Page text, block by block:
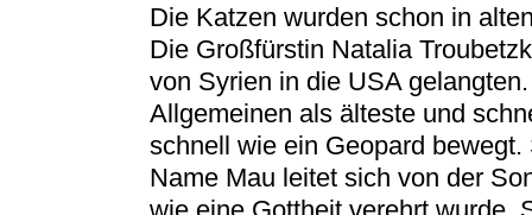
Die Katzen wurden schon in
Die Großfürstin Natalia
von Syrien in die USA
Allgemeinen als älteste und
schnell wie ein Geopard
Name Mau leitet sich von der
wie eine Gottheit verehrt wurde.